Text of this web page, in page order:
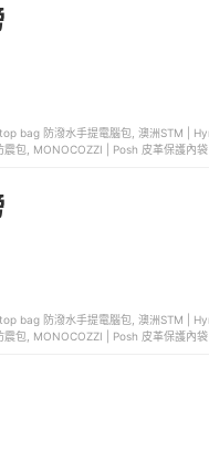
絨防震包, MONOCOZZI | Posh 皮革保護內袋
絨防震包, MONOCOZZI | Posh 皮革保護內袋